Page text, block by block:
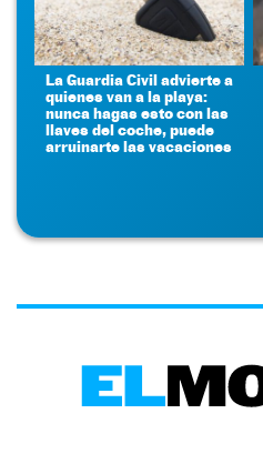
La Guardia Civil advierte a
quienes van a la playa:
nunca hagas esto con las
llaves del coche, puede
arruinarte las vacaciones